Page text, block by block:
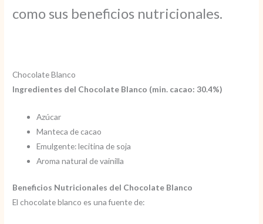
como sus beneficios nutricionales.
Chocolate Blanco
Ingredientes del Chocolate Blanco (min. cacao: 30.4%)
Azúcar
Manteca de cacao
Emulgente: lecitina de soja
Aroma natural de vainilla
Beneficios Nutricionales del Chocolate Blanco
El chocolate blanco es una fuente de: